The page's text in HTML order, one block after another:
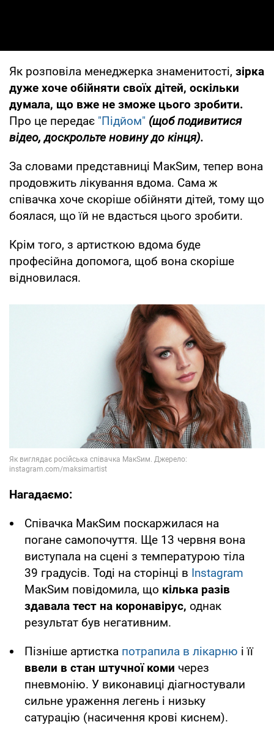
Як розповіла менеджерка знаменитості, зірка
дуже хоче обійняти своїх дітей, оскільки
думала, що вже не зможе цього зробити.
Про це передає "Підйом" (щоб подивитися
відео, доскрольте новину до кінця).
За словами представниці МакSим, тепер вона
продовжить лікування вдома. Сама ж
співачка хоче скоріше обійняти дітей, тому що
боялася, що їй не вдасться цього зробити.
Крім того, з артисткою вдома буде
професійна допомога, щоб вона скоріше
відновилася.
Нагадаємо:
Співачка МакSим поскаржилася на
погане самопочуття. Ще 13 червня вона
виступала на сцені з температурою тіла
39 градусів. Тоді на сторінці в Instagram
МакSим повідомила, що кілька разів
здавала тест на коронавірус, однак
результат був негативним.
Пізніше артистка потрапила в лікарню і її
ввели в стан штучної коми через
пневмонію. У виконавиці діагностували
сильне ураження легень і низьку
сатурацію (насичення крові киснем).